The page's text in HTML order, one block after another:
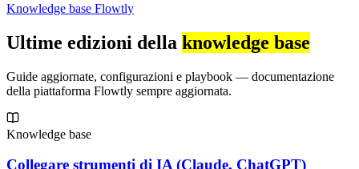
Knowledge base Flowtly
Ultime edizioni della knowledge base
Guide aggiornate, configurazioni e playbook — documentazione
della piattaforma Flowtly sempre aggiornata.
Knowledge base
Collegare strumenti di IA (Claude, ChatGPT)